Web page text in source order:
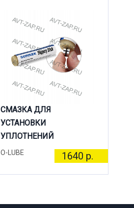
СМАЗКА ДЛЯ
УСТАНОВКИ
УПЛОТНЕНИЙ
O-LUBE 1640 р.